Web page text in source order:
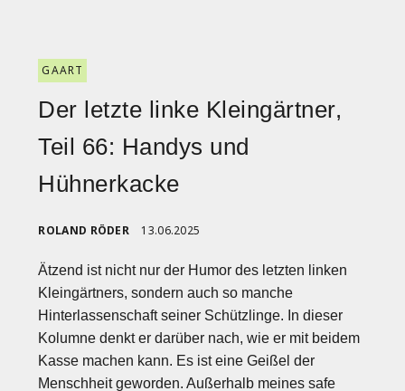
GAART
Der letzte linke Kleingärtner,
Teil 66: Handys und
Hühnerkacke
ROLAND RÖDER 13.06.2025
Ätzend ist nicht nur der Humor des letzten linken
Kleingärtners, sondern auch so manche
Hinterlassenschaft seiner Schützlinge. In dieser
Kolumne denkt er darüber nach, wie er mit beidem
Kasse machen kann. Es ist eine Geißel der
Menschheit geworden. Außerhalb meines safe